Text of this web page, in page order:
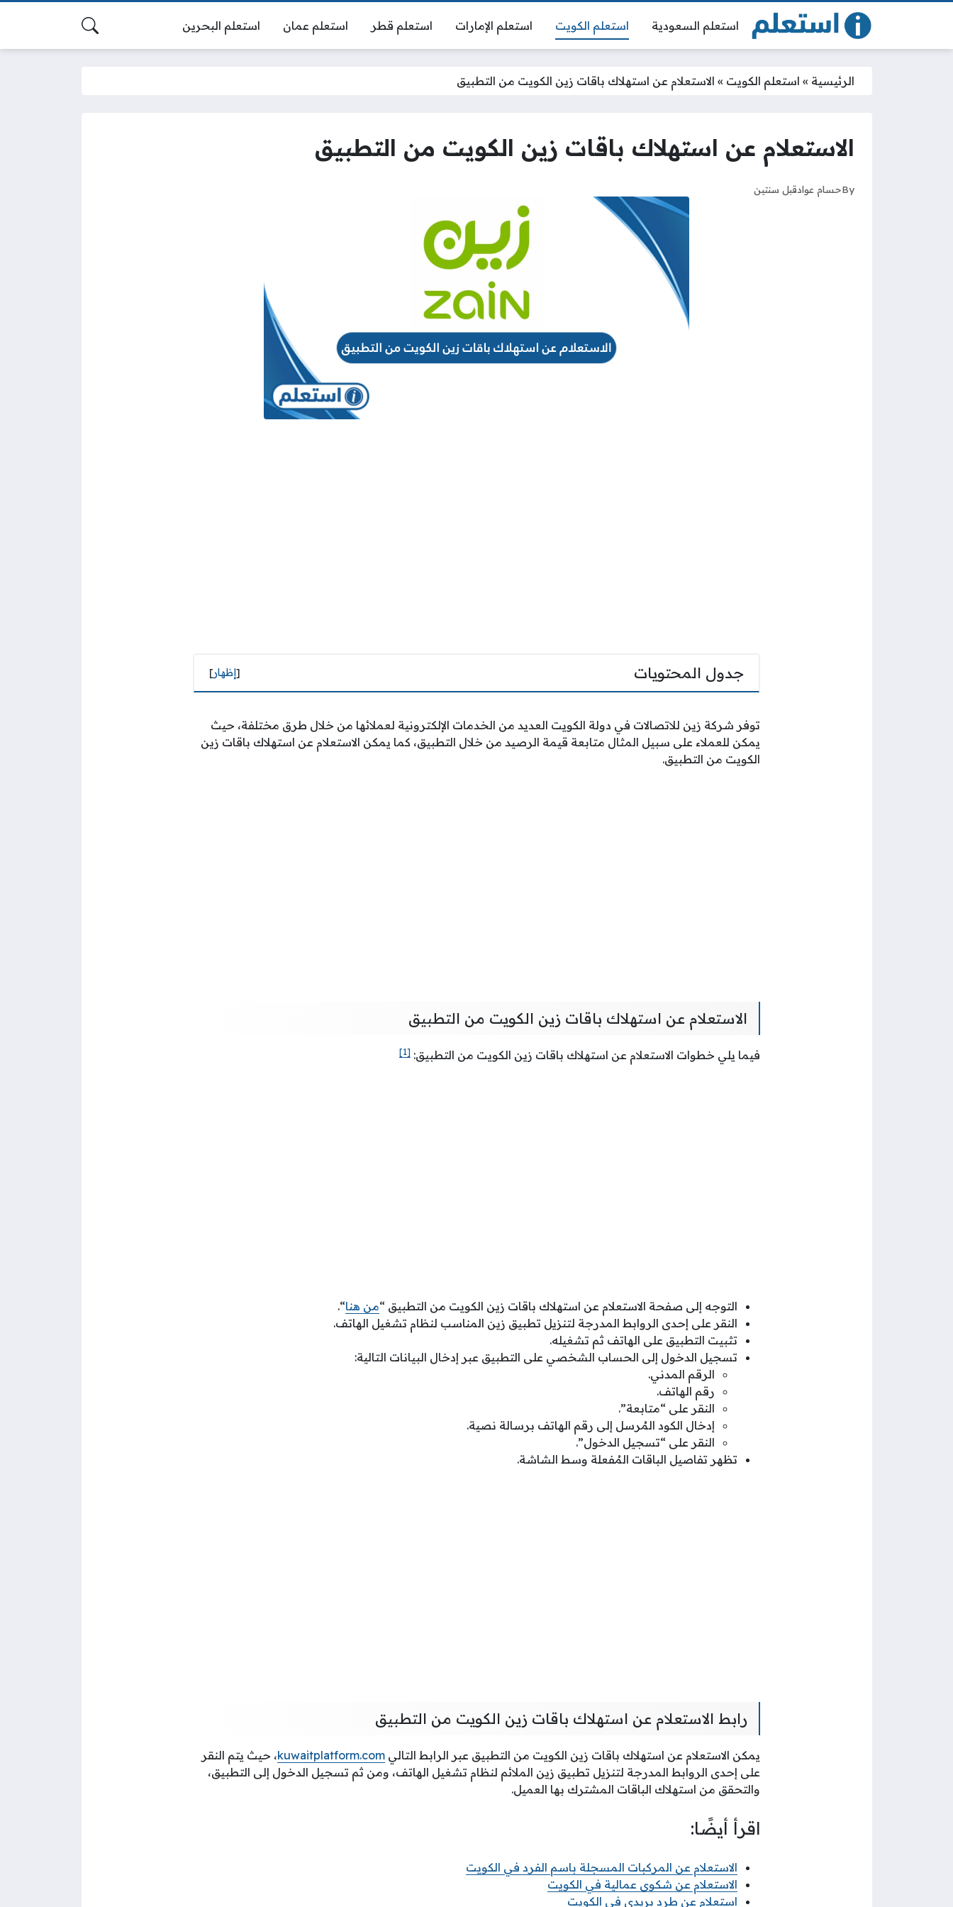
استعلم السعودية استعلم الكويت استعلم الإمارات استعلم قطر استعلم عمان استعلم البحرين
الرئيسية » استعلم الكويت » الاستعلام عن استهلاك باقات زين الكويت من التطبيق
الاستعلام عن استهلاك باقات زين الكويت من التطبيق
Byحسام عوادقبل سنتين
جدول المحتويات [إظهار]
توفر شركة زين للاتصالات في دولة الكويت العديد من الخدمات الإلكترونية لعملائها من خلال طرق مختلفة، حيث
يمكن للعملاء على سبيل المثال متابعة قيمة الرصيد من خلال التطبيق، كما يمكن الاستعلام عن استهلاك باقات زين
الكويت من التطبيق.
الاستعلام عن استهلاك باقات زين الكويت من التطبيق
فيما يلي خطوات الاستعلام عن استهلاك باقات زين الكويت من التطبيق: [1]
التوجه إلى صفحة الاستعلام عن استهلاك باقات زين الكويت من التطبيق “من هنا“.
النقر على إحدى الروابط المدرجة لتنزيل تطبيق زين المناسب لنظام تشغيل الهاتف.
تثبيت التطبيق على الهاتف ثم تشغيله.
تسجيل الدخول إلى الحساب الشخصي على التطبيق عبر إدخال البيانات التالية:
الرقم المدني.
رقم الهاتف.
النقر على “متابعة”.
إدخال الكود المُرسل إلى رقم الهاتف برسالة نصية.
النقر على “تسجيل الدخول”.
تظهر تفاصيل الباقات المُفعلة وسط الشاشة.
رابط الاستعلام عن استهلاك باقات زين الكويت من التطبيق
يمكن الاستعلام عن استهلاك باقات زين الكويت من التطبيق عبر الرابط التالي kuwaitplatform.com، حيث يتم النقر
على إحدى الروابط المدرجة لتنزيل تطبيق زين الملائم لنظام تشغيل الهاتف، ومن ثم تسجيل الدخول إلى التطبيق،
والتحقق من استهلاك الباقات المشترك بها العميل.
اقرأ أيضًا:
الاستعلام عن المركبات المسجلة باسم الفرد في الكويت
الاستعلام عن شكوى عمالية في الكويت
استعلام عن طرد بريدي في الكويت